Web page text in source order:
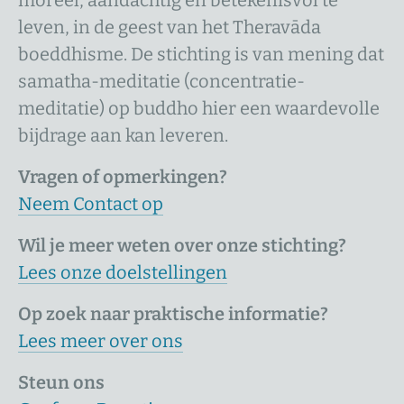
leven, in de geest van het Theravāda
boeddhisme. De stichting is van mening dat
samatha-meditatie (concentratie-
meditatie) op buddho hier een waardevolle
bijdrage aan kan leveren.
Vragen of opmerkingen?
Neem Contact op
Wil je meer weten over onze stichting?
Lees onze doelstellingen
Op zoek naar praktische informatie?
Lees meer over ons
Steun ons